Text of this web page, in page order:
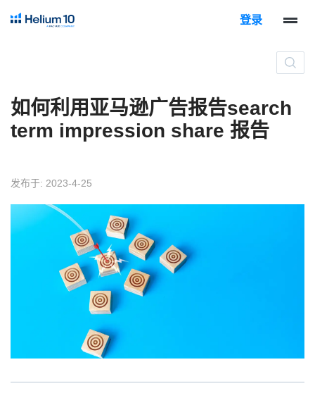
登录
如何利用亚马逊广告报告search
term impression share 报告
发布于: 2023-4-25